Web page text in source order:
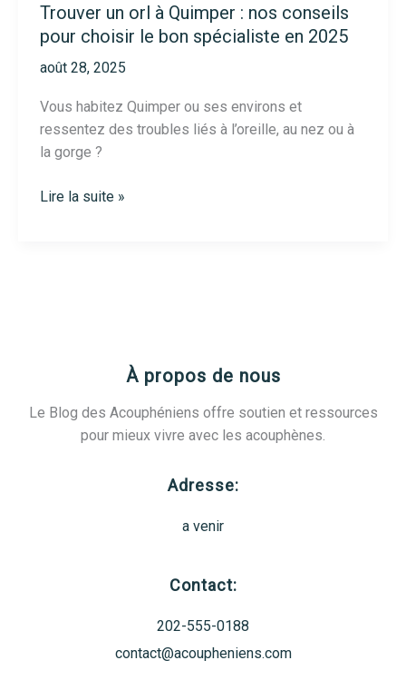
Trouver un orl à Quimper : nos conseils
pour choisir le bon spécialiste en 2025
août 28, 2025
Vous habitez Quimper ou ses environs et
ressentez des troubles liés à l’oreille, au nez ou à
la gorge ?
Trouver
le
Lire la suite »
À propos de nous
Le Blog des Acouphéniens offre soutien et ressources
pour mieux vivre avec les acouphènes.
Adresse:
a venir
Contact:
202-555-0188
contact@acoupheniens.com